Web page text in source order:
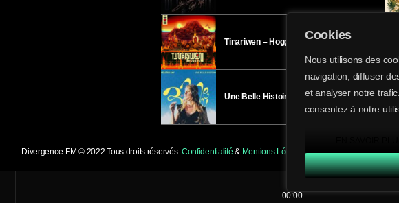
Cookies
Nous utilisons des
navigation, diffuser
et analyser notre
consentez à notre
00:00
Tinariwen – Hoggar
Une Belle Histoire – Héloïse Bay
Divergence-FM © 2022 Tous droits réservés. Confidentialité & Mentions Légales.